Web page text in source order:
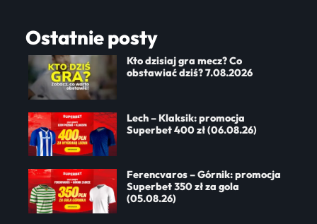
Ostatnie posty
Kto dzisiaj gra mecz? Co
obstawiać dziś? 7.08.2026
Lech – Klaksik: promocja
Superbet 400 zł (06.08.26)
Ferencvaros – Górnik: promocja
Superbet 350 zł za gola
(05.08.26)